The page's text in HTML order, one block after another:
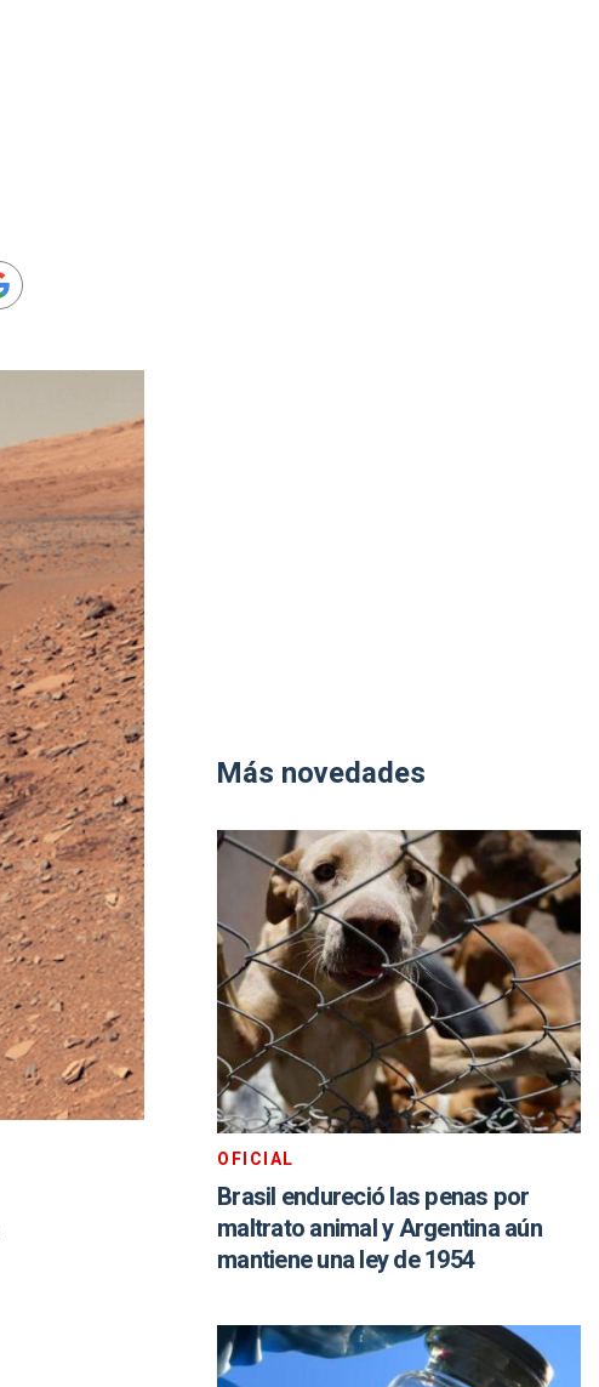
Más novedades
OFICIAL
Brasil endureció las penas por
maltrato animal y Argentina aún
mantiene una ley de 1954